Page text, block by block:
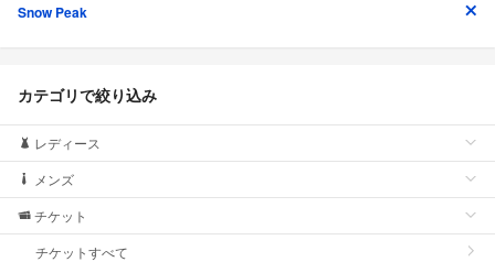
Snow Peak
カテゴリで絞り込み
レディース
メンズ
チケット
チケットすべて